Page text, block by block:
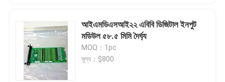
আইএমডিএসআই২২ এবিবি ডিজিটাল ইনপুট
মডিউল ৫৮.৫ মিমি দৈর্ঘ্য
MOQ：1pc
মূল্য：$800